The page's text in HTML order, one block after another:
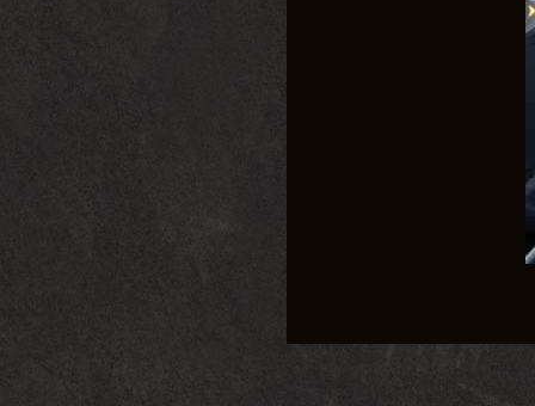
2. 精美的画面：虽然传